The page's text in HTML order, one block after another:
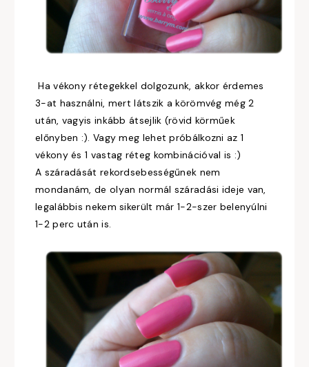
Ha vékony rétegekkel dolgozunk, akkor érdemes
3-at használni, mert látszik a körömvég még 2
után, vagyis inkább átsejlik (rövid körműek
előnyben :). Vagy meg lehet próbálkozni az 1
vékony és 1 vastag réteg kombinációval is :)
A száradását rekordsebességűnek nem
mondanám, de olyan normál száradási ideje van,
legalábbis nekem sikerült már 1-2-szer belenyúlni
1-2 perc után is.